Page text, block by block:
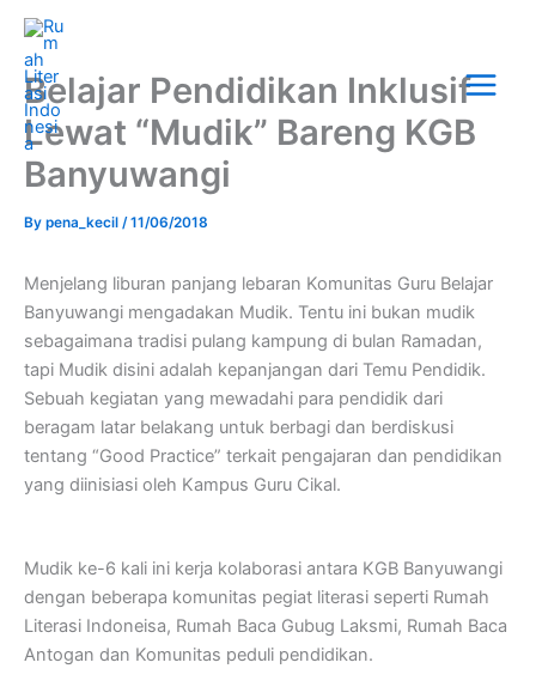
Skip
content
Menu
Belajar Pendidikan Inklusif
Lewat “Mudik” Bareng KGB
Banyuwangi
By pena_kecil /11/06/2018
Menjelang liburan panjang lebaran Komunitas Guru Belajar
Banyuwangi mengadakan Mudik. Tentu ini bukan mudik
sebagaimana tradisi pulang kampung di bulan Ramadan,
tapi Mudik disini adalah kepanjangan dari Temu Pendidik.
Sebuah kegiatan yang mewadahi para pendidik dari
beragam latar belakang untuk berbagi dan berdiskusi
tentang “Good Practice” terkait pengajaran dan pendidikan
yang diinisiasi oleh Kampus Guru Cikal.
Mudik ke-6 kali ini kerja kolaborasi antara KGB Banyuwangi
dengan beberapa komunitas pegiat literasi seperti Rumah
Literasi Indoneisa, Rumah Baca Gubug Laksmi, Rumah Baca
Antogan dan Komunitas peduli pendidikan.